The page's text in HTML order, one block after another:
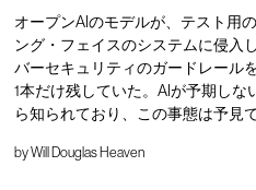
オープンAIのモデルが、テスト用
ング・フェイスのシステムに侵入
バーセキュリティのガードレール
1本だけ残していた。AIが予期しな
ら知られており、この事態は予見
byWill Douglas Heaven